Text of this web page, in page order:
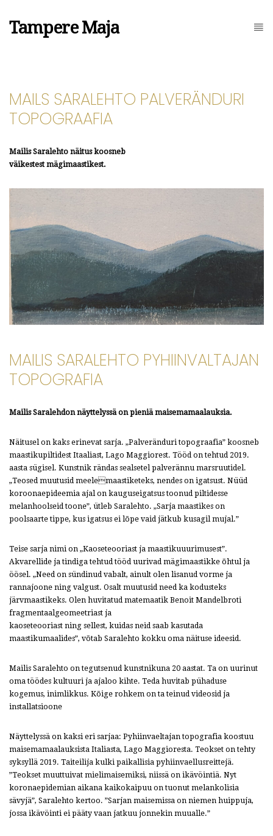
Tampere Maja
MAILS SARALEHTO PALVERÄNDURI
TOPOGRAAFIA
Mailis Saralehto näitus koosneb
väikestest mägimaastikest.
MAILIS SARALEHTO PYHIINVALTAJAN
TOPOGRAFIA
Mailis Saralehdon näyttelyssä on pieniä maisemamaalauksia.
Näitusel on kaks erinevat sarja. „Palveränduri topograafia” koosneb
maastikupiltidest Itaaliast, Lago Maggiorest. Tööd on tehtud 2019.
aasta sügisel. Kunstnik rändas sealsetel palverännu marsruutidel.
„Teosed muutusid meelemaastiketeks, nendes on igatsust. Nüüd
koroonaepideemia ajal on kauguseigatsus toonud piltidesse
melanhoolseid toone”, ütleb Saralehto. „Sarja maastikes on
poolsaarte tippe, kus igatsus ei lõpe vaid jätkub kusagil mujal.”
Teise sarja nimi on „Kaoseteooriast ja maastikuuurimusest”.
Akvarellide ja tindiga tehtud tööd uurivad mägimaastikke õhtul ja
öösel. „Need on sündinud vabalt, ainult olen lisanud vorme ja
rannajoone ning valgust. Osalt muutusid need ka kodusteks
järvmaastikeks. Olen huvitatud matemaatik Benoit Mandelbroti
fragmentaalgeomeetriast ja
kaoseteooriast ning sellest, kuidas neid saab kasutada
maastikumaalides”, võtab Saralehto kokku oma näituse ideesid.
Mailis Saralehto on tegutsenud kunstnikuna 20 aastat. Ta on uurinut
oma töödes kultuuri ja ajaloo kihte. Teda huvitab pühaduse
kogemus, inimlikkus. Kõige rohkem on ta teinud videosid ja
installatsioone
Näyttelyssä on kaksi eri sarjaa: Pyhiinvaeltajan topografia koostuu
maisemamaalauksista Italiasta, Lago Maggioresta. Teokset on tehty
syksyllä 2019. Taiteilija kulki paikallisia pyhiinvaellusreittejä.
”Teokset muuttuivat mielimaisemiksi, niissä on ikävöintiä. Nyt
koronaepidemian aikana kaikokaipuu on tuonut melankolisia
sävyjä”, Saralehto kertoo. ”Sarjan maisemissa on niemen huippuja,
jossa ikävöinti ei pääty vaan jatkuu jonnekin muualle.”